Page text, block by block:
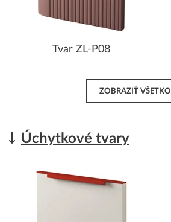
Tvar ZL-P08
ZOBRAZIŤ VŠETKO
Úchytkové tvary